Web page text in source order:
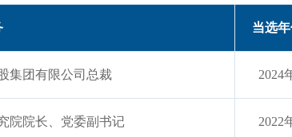
当选
集团有限公司总裁 2024
院院长、党委副书记 2022